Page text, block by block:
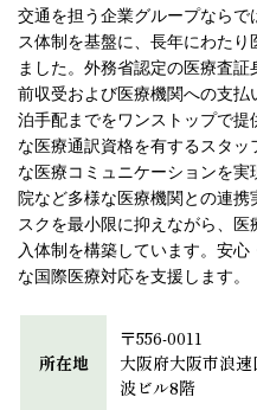
交通を担う企業グループなら
ス体制を基盤に、長年にわた
ました。外務省認定の医療査
前収受および医療機関への支
泊手配までをワンストップで
な医療通訳資格を有するスタ
な医療コミュニケーションを
院など多様な医療機関との連
スクを最小限に抑えながら、
入体制を構築しています。安
な国際医療対応を支援します。
所在地
〒556-0011
大阪府大阪市浪
波ビル8階